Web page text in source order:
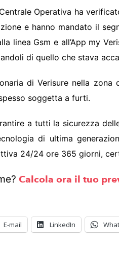
Operativa ha
e hanno mandato il
linea Gsm e all’App my
di quello che stava
di Verisure nella
soggetta a furti.
a tutti la sicurezza
di ultima
24/24 ore 365 giorni,
Calcola ora il tuo
E-mail LinkedIn